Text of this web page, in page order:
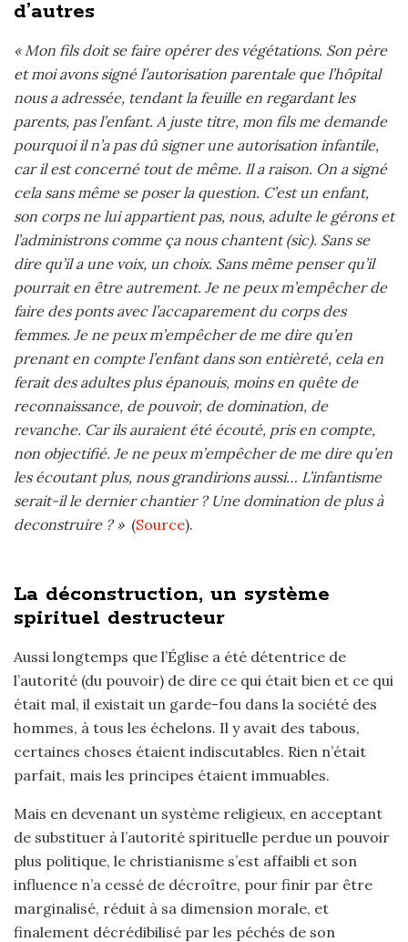
d’autres
« Mon fils doit se faire opérer des végétations. Son père
et moi avons signé l’autorisation parentale que l’hôpital
nous a adressée, tendant la feuille en regardant les
parents, pas l’enfant. A juste titre, mon fils me demande
pourquoi il n’a pas dû signer une autorisation infantile,
car il est concerné tout de même. Il a raison. On a signé
cela sans même se poser la question. C’est un enfant,
son corps ne lui appartient pas, nous, adulte le gérons et
l’administrons comme ça nous chantent (sic). Sans se
dire qu’il a une voix, un choix. Sans même penser qu’il
pourrait en être autrement. Je ne peux m’empêcher de
faire des ponts avec l’accaparement du corps des
femmes. Je ne peux m’empêcher de me dire qu’en
prenant en compte l’enfant dans son entièreté, cela en
ferait des adultes plus épanouis, moins en quête de
reconnaissance, de pouvoir, de domination, de
revanche. Car ils auraient été écouté, pris en compte,
non objectifié. Je ne peux m’empêcher de me dire qu’en
les écoutant plus, nous grandirions aussi… L’infantisme
serait-il le dernier chantier ? Une domination de plus à
deconstruire ? »(Source).
La déconstruction, un système
spirituel destructeur
Aussi longtemps que l’Église a été détentrice de
l’autorité (du pouvoir) de dire ce qui était bien et ce qui
était mal, il existait un garde-fou dans la société des
hommes, à tous les échelons. Il y avait des tabous,
certaines choses étaient indiscutables. Rien n’était
parfait, mais les principes étaient immuables.
Mais en devenant un système religieux, en acceptant
de substituer à l’autorité spirituelle perdue un pouvoir
plus politique, le christianisme s’est affaibli et son
influence n’a cessé de décroître, pour finir par être
marginalisé, réduit à sa dimension morale, et
finalement décrédibilisé par les péchés de son